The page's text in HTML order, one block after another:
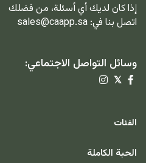
إذا كان لديك أي أسئلة، من فضلك
اتصل بنا في: sales@caapp.sa
وسائل التواصل الاجتماعي:
𝕏
الفئات
الحبة الكاملة